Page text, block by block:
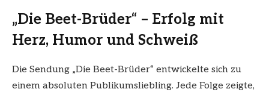
„Die Beet-Brüder“ – Erfolg mit
Herz, Humor und Schweiß
Die Sendung „Die Beet-Brüder“ entwickelte sich zu
einem absoluten Publikumsliebling. Jede Folge zeigte,